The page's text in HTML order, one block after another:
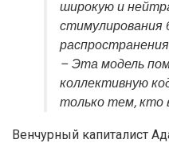
широкую и
стимулирования
– Эта модель
коллективную
только тем, кто
Венчурный капиталист